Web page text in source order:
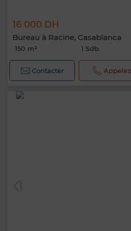
16 000 DH
Bureau à Racine, Casablanca
150 m² 1 Sdb.
Contacter Appelez